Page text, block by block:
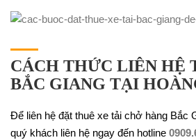
CÁCH THỨC LIÊN HỆ
BẮC GIANG TẠI
Để liên hệ đặt thuê xe tải chở hàng Bắc
quý khách liên hệ ngay đến hotline